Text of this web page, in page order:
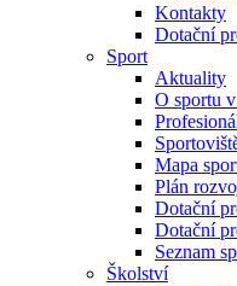
Kontakty
Dotační
Sport
Aktuality
O sportu
Mapa
Plán
Dotační
Dotační
Seznam
Školství